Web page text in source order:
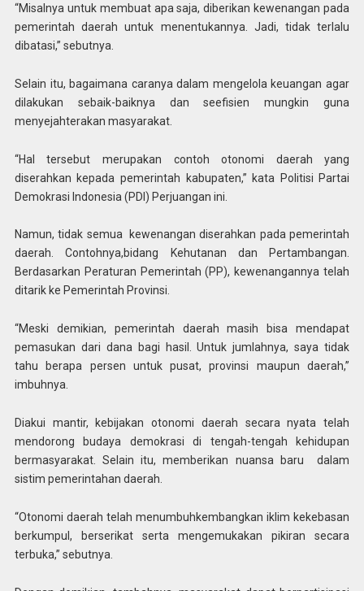
“Misalnya untuk membuat apa saja, diberikan kewenangan pada
pemerintah daerah untuk menentukannya. Jadi, tidak terlalu
dibatasi,” sebutnya.
Selain itu, bagaimana caranya dalam mengelola keuangan agar
dilakukan sebaik-baiknya dan seefisien mungkin guna
menyejahterakan masyarakat.
“Hal tersebut merupakan contoh otonomi daerah yang
diserahkan kepada pemerintah kabupaten,” kata Politisi Partai
Demokrasi Indonesia (PDI) Perjuangan ini.
Namun, tidak semua kewenangan diserahkan pada pemerintah
daerah. Contohnya,bidang Kehutanan dan Pertambangan.
Berdasarkan Peraturan Pemerintah (PP), kewenangannya telah
ditarik ke Pemerintah Provinsi.
“Meski demikian, pemerintah daerah masih bisa mendapat
pemasukan dari dana bagi hasil. Untuk jumlahnya, saya tidak
tahu berapa persen untuk pusat, provinsi maupun daerah,”
imbuhnya.
Diakui mantir, kebijakan otonomi daerah secara nyata telah
mendorong budaya demokrasi di tengah-tengah kehidupan
bermasyarakat. Selain itu, memberikan nuansa baru dalam
sistim pemerintahan daerah.
“Otonomi daerah telah menumbuhkembangkan iklim kekebasan
berkumpul, berserikat serta mengemukakan pikiran secara
terbuka,” sebutnya.